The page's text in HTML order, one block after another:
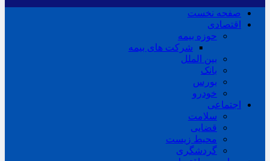
صفحه نخست
اقتصادی
حوزه بیمه
شرکت های بیمه
بین الملل
بانک
بورس
خودرو
اجتماعی
سلامت
قضایی
محیط زیست
گردشگری